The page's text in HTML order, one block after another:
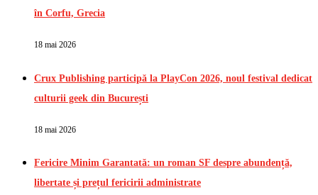
în Corfu, Grecia
18 mai 2026
Crux Publishing participă la PlayCon 2026, noul festival dedicat
culturii geek din București
18 mai 2026
Fericire Minim Garantată: un roman SF despre abundență,
libertate și prețul fericirii administrate